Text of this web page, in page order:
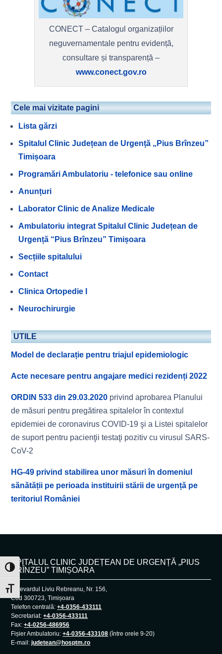
Toggle High Contrast
Toggle Font size
CONECT – Catalogul organizațiilor
neguvernamentale pentru evidență,
consultare și transparență –
www.conect.gov.ro
Cele mai vizitate pagini
Lista gărzi
Spitalul Clinic Județean de Urgență „Pius Brînzeu”
Timișoara
Programări Ambulatoriu - telefonice sau online
Anunțuri
Laborator Clinic de Analize Medicale
Ambulatoriu integrat Spitalul Clinic Județean de
Urgență “Pius Brînzeu” Timișoara
Secțiile spitalului
Contact
Clinica Ortopedie I
Neurochirurgie
UTILE
Model de declarație pentru triajul epidemiologic
Acte necesare pentru angajare medici rezidenți 2022
ORDIN 533 din 29.03.2020 privind aprobarea Planului
de măsuri pentru pregătirea spitalelor în contextul
epidemiei de coronavirus COVID-19 şi a Listei spitalelor
de suport pentru pacienţii testaţi pozitiv cu virusul SARS-
CoV-2
HG-49 privind stabilirea unor măsuri în domeniul
sănătății pe perioada instituirii stării de urgență pe
teritoriul României
SPITALUL CLINIC JUDEȚEAN DE URGENȚĂ „PIUS
BRÎNZEU” TIMIȘOARA
Bulevardul Liviu Rebreanu, Nr. 156,
Cod 300723, Timișoara
Telefon centrală:+4-0356-433111
Secretariat:+4-0356-433111
Fax:+4-0256-486956
Fișier Ambulatoriu:+4-0356-433108 (între orele 9-20)
E-mail:judetean@hosptm.ro